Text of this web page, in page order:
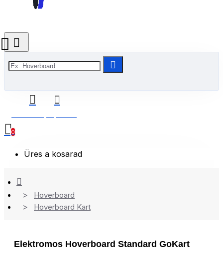
0
Üres a kosarad
Hoverboard
Hoverboard Kart
Elektromos Hoverboard Standard GoKart